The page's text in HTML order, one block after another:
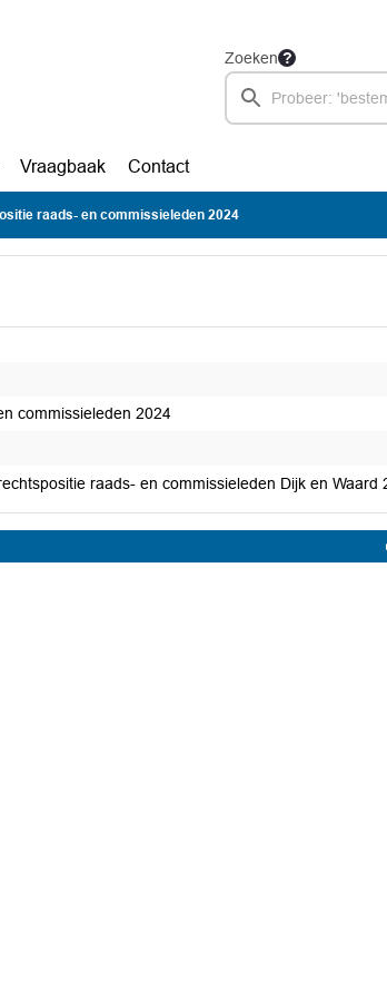
Zoeken
Vraagbaak Contact
raads- en commissieleden 2024
commissieleden 2024
raads- en commissieleden Dijk en Waard